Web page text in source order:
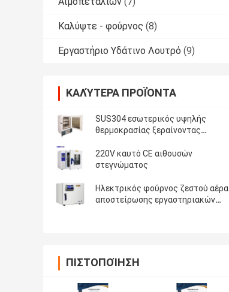
Καλύψτε - φούρνος (8)
Εργαστήριο Υδάτινο Λουτρό (9)
ΚΑΛΎΤΕΡΑ ΠΡΟΪΌΝΤΑ
SUS304 εσωτερικός υψηλής
θερμοκρασίας ξεραίνοντας
220V καυτό CE αιθουσών
στεγνώματος
Ηλεκτρικός φούρνος ζεστού αέρα
αποστείρωσης εργαστηριακών
ΠΙΣΤΟΠΟΊΗΣΗ